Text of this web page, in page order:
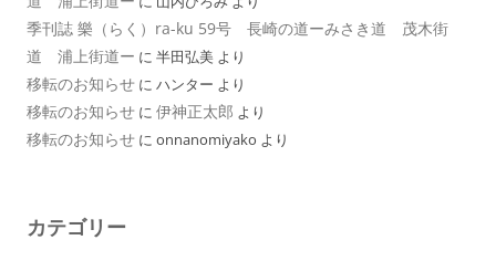
季刊誌 樂（らく）ra-ku 59号 長崎の道ーみさき道 茂木街
道 浦上街道ー に 半田弘美 より
移転のお知らせ に ハンター より
移転のお知らせ に 伊神正太郎 より
移転のお知らせ に onnanomiyako より
カテゴリー